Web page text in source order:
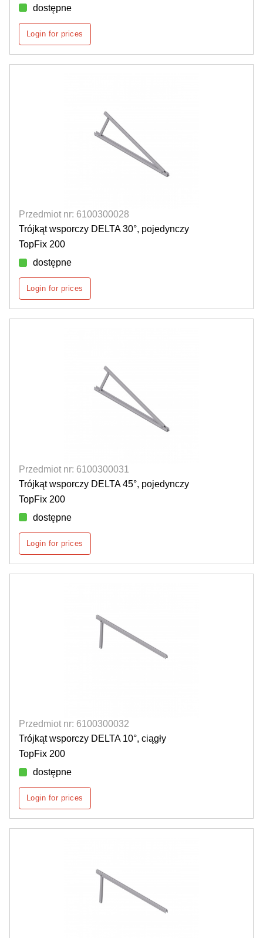
dostępne
Login for prices
Przedmiot nr: 6100300028
Trójkąt wsporczy DELTA 30°, pojedynczy
TopFix 200
dostępne
Login for prices
Przedmiot nr: 6100300031
Trójkąt wsporczy DELTA 45°, pojedynczy
TopFix 200
dostępne
Login for prices
Przedmiot nr: 6100300032
Trójkąt wsporczy DELTA 10°, ciągły
TopFix 200
dostępne
Login for prices